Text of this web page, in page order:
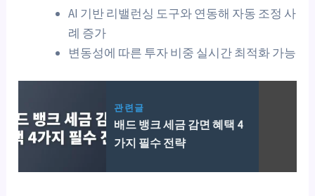
AI 기반 리밸런싱 도구와 연동해 자동 조정 사
례 증가
변동성에 따른 투자 비중 실시간 최적화 가능
관련글
배드 뱅크 세금 감면 혜택 4
가지 필수 전략